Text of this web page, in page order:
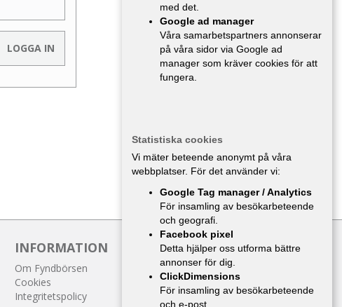
INFORMATION
Om Fyndbörsen
Cookies
Integritetspolicy
med det.
Google ad manager
Våra samarbetspartners annonserar
på våra sidor via Google ad
manager som kräver cookies för att
fungera.
Statistiska cookies
Vi mäter beteende anonymt på våra
webbplatser. För det använder vi:
Google Tag manager / Analytics
För insamling av besökarbeteende
och geografi.
Facebook pixel
Detta hjälper oss utforma bättre
annonser för dig.
ClickDimensions
För insamling av besökarbeteende
och e-post.